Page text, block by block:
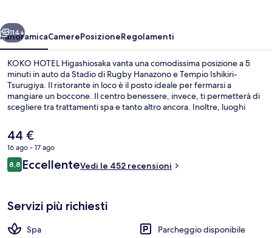
Bagni termali
Avanti
114+
PanoramicaCamerePosizioneRegolamenti
KOKO HOTEL Higashiosaka vanta una comodissima posizione a 5
minuti in auto da Stadio di Rugby Hanazono e Tempio Ishikiri-
Tsurugiya. Il ristorante in loco è il posto ideale per fermarsi a
mangiare un boccone. Il centro benessere, invece, ti permetterà di
scegliere tra trattamenti spa e tanto altro ancora. Inoltre, luoghi
si trovano a poca distanza in auto dalla struttura. Altri viaggiatori
apprezzano le condizioni generali della struttura. Approfitta dei
mezzi pubblici nelle vicinanze: Stazione di Nagata è a 2 min e
Stazione di Aramoto a 14 min a piedi.
Il
prezzo
attuale
è
44 €
16 ago - 17 ago
Recensioni
8,88,8 su 10
EccellenteVedi le 452 recensioni
Servizi più richiesti
Spa
Parcheggio disponibile